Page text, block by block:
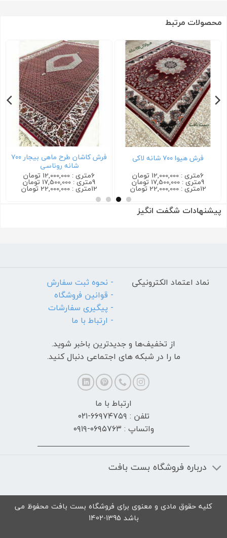
محصولات مرتبط
فرش هیوا ۷۰۰ شانه لاکی
6متری : 12,000,000 تومان
9متری : 17,500,000 تومان
12متری : 22,000,000 تومان
فرش کاشان طرح ماهی بیجار ۷۰۰
شانه روناسی
6متری : 12,000,000 تومان
9متری : 17,500,000 تومان
12متری : 22,000,000 تومان
پیشنهادات شگفت انگیز
نماد اعتماد الکترونیکی
- نحوه ثبت سفارش
- قوانین فروشگاه
- پیگیری سفارشات
- ارتباط با ما
از تخفیف‌ها و جدیدترین‌ باخبر شوید.
ما را در شبکه های اجتماعی دنبال کنید.
ارتباط با ما
تلفن : ۶۶۹۷۴۷۵۹-۰۲۱
واتساپ : ۰۶۹۵۷۶۳-۰۹۱۹
درباره فروشگاه بست بافت
کلیه حقوق مادی و معنوی برای فروشگاه بست بافت محفوظ می
باشد 1395-1402